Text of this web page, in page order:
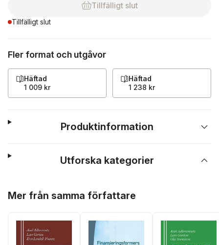
Tillfälligt slut
Tillfälligt slut
Fler format och utgåvor
Häftad
1 009 kr
Häftad
1 238 kr
Produktinformation
Utforska kategorier
Mer från samma författare